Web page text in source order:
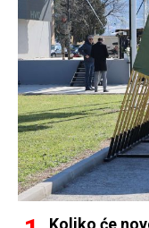
Koliko će